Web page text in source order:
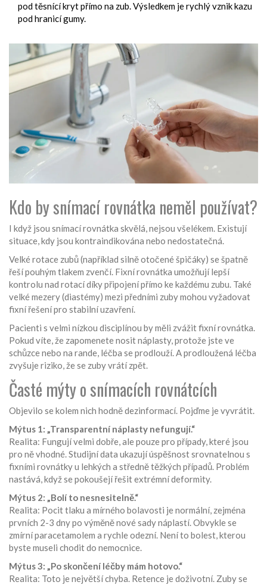
pod těsnící kryt přímo na zub. Výsledkem je rychlý vznik kazu
pod hranicí gumy.
Kdo by snímací rovnátka neměl používat?
I když jsou snímací rovnátka skvělá, nejsou všelékem. Existují
situace, kdy jsou kontraindikována nebo nedostatečná.
Velké rotace zubů (například silně otočené špičáky) se špatně
řeší pouhým tlakem zvenčí. Fixní rovnátka umožňují lepší
kontrolu nad rotací díky připojení přímo ke každému zubu. Také
velké mezery (diastémy) mezi předními zuby mohou vyžadovat
fixní řešení pro stabilní uzavření.
Pacienti s velmi nízkou disciplínou by měli zvážit fixní rovnátka.
Pokud víte, že zapomenete nosit náplasty, protože jste ve
schůzce nebo na rande, léčba se prodlouží. A prodloužená léčba
zvyšuje riziko, že se zuby vrátí zpět.
Časté mýty o snímacích rovnátcích
Objevilo se kolem nich hodně dezinformací. Pojďme je vyvrátit.
Mýtus 1: „Transparentní náplasty nefungují.“
Realita: Fungují velmi dobře, ale pouze pro případy, které jsou
pro ně vhodné. Studijní data ukazují úspěšnost srovnatelnou s
fixními rovnátky u lehkých a středně těžkých případů. Problém
nastává, když se pokoušejí řešit extrémní deformity.
Mýtus 2: „Bolí to nesnesitelně.“
Realita: Pocit tlaku a mírného bolavosti je normální, zejména
prvních 2-3 dny po výměně nové sady náplastí. Obvykle se
zmírní paracetamolem a rychle odezní. Není to bolest, kterou
byste museli chodit do nemocnice.
Mýtus 3: „Po skončení léčby mám hotovo.“
Realita: Toto je největší chyba. Retence je doživotní. Zuby se